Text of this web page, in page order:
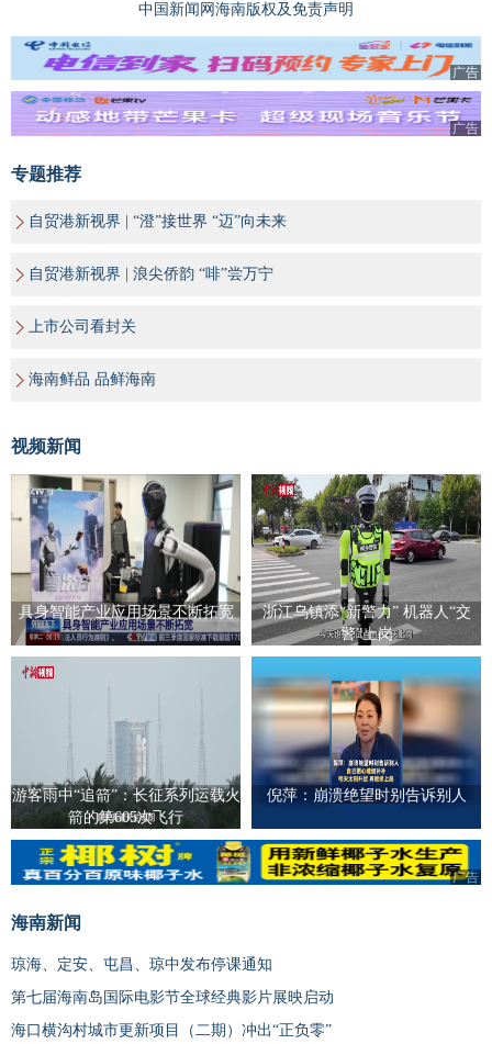
中国新闻网海南版权及免责声明
广告
广告
专题推荐
自贸港新视界 | “澄”接世界 “迈”向未来
自贸港新视界 | 浪尖侨韵 “啡”尝万宁
上市公司看封关
海南鲜品 品鲜海南
视频新闻
具身智能产业应用场景不断拓宽
浙江乌镇添“新警力” 机器人“交
警”上岗
游客雨中“追箭”：长征系列运载火
箭的第605次飞行
倪萍：崩溃绝望时别告诉别人
广告
海南新闻
琼海、定安、屯昌、琼中发布停课通知
第七届海南岛国际电影节全球经典影片展映启动
海口横沟村城市更新项目（二期）冲出“正负零”